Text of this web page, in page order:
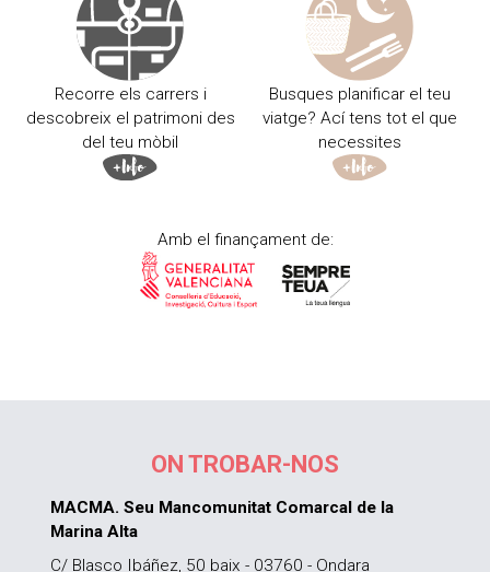
Recorre els carrers i
descobreix el patrimoni des
del teu mòbil
Busques planificar el teu
viatge? Ací tens tot el que
necessites
Amb el finançament de:
ON TROBAR-NOS
MACMA. Seu Mancomunitat Comarcal de la
Marina Alta
C/ Blasco Ibáñez, 50 baix - 03760 - Ondara